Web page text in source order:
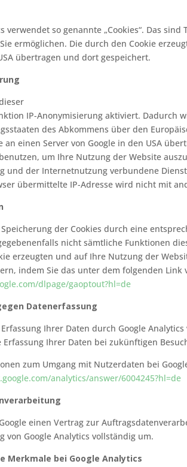
verwendet so genannte „Cookies“. Das
ermöglichen. Die durch den Cookie
übertragen und dort gespeichert.
IP-Anonymisierung aktiviert. Dadurch
des Abkommens über den
an einen Server von Google in den USA
um Ihre Nutzung der Website
und der Internetnutzung verbundene
übermittelte IP-Adresse wird nicht mit
der Cookies durch eine
nicht sämtliche Funktionen
erzeugten und auf Ihre Nutzung der
indem Sie das unter dem folgenden
dlpage/gaoptout?hl=de
Datenerfassung
Ihrer Daten durch Google
Erfassung Ihrer Daten bei zukünftigen
zum Umgang mit Nutzerdaten bei
analytics/answer/6004245?hl=de
einen Vertrag zur
von Google Analytics vollständig um.
Merkmale bei Google Analytics